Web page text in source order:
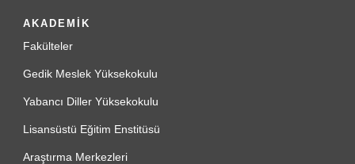
AKADEMİK
Fakülteler
Gedik Meslek Yüksekokulu
Yabancı Diller Yüksekokulu
Lisansüstü Eğitim Enstitüsü
Araştırma Merkezleri